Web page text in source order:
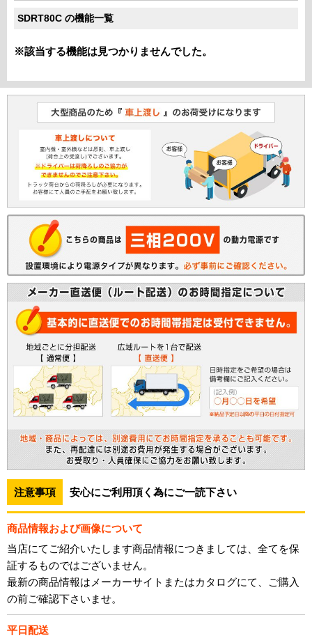
SDRT80C の機能一覧
※該当する機能は見つかりませんでした。
注意事項 安心にご利用頂く為にご一読下さい
商品情報および画像について
当店にてご紹介いたします商品情報につきましては、全てを保
証するものではございません。
最新の商品情報はメーカーサイトまたはカタログにて、ご購入
の前ご確認下さいませ。
平日配送